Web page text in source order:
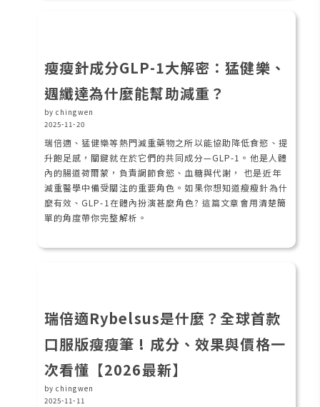
瘦瘦針成分GLP-1大解密：猛健樂、
週纖達為什麼能幫助減重？
by chingwen
2025-11-20
瑞倍適、猛健樂等熱門減重藥物之所以能協助降低食慾、提
升飽足感，關鍵就在於它們的共同成分—GLP-1。他是人體
內的腸道荷爾蒙，負責調節食慾、血糖與代謝， 也是近年
減重醫學中備受關注的重要角色。如果你想知道瘦瘦針為什
麼有效、GLP-1在體內扮演甚麼角色? 這篇文章會用清楚簡
單的角度帶你完整解析。
瑞倍適Rybelsus是什麼？全球首款
口服版瘦瘦筆 ! 成分、效果與價格一
次看懂【2026最新】
by chingwen
2025-11-11